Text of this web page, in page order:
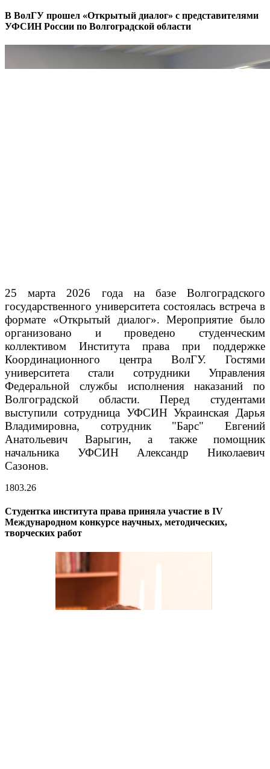
В ВолГУ прошел «Открытый диалог» с представителями
УФСИН России по Волгоградской области
25 марта 2026 года на базе Волгоградского
государственного университета состоялась встреча в
формате «Открытый диалог». Мероприятие было
организовано и проведено студенческим
коллективом Института права при поддержке
Координационного центра ВолГУ. Гостями
университета стали сотрудники Управления
Федеральной службы исполнения наказаний по
Волгоградской области. Перед студентами
выступили сотрудница УФСИН Украинская Дарья
Владимировна, сотрудник "Барс" Евгений
Анатольевич Варыгин, а также помощник
начальника УФСИН Александр Николаевич
Сазонов.
1803.26
Студентка института права приняла участие в IV
Международном конкурсе научных, методических,
творческих работ